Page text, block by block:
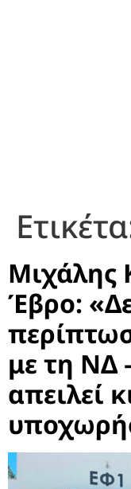
Μιχάλης
Έβρο:
με τη ΝΔ
απειλεί